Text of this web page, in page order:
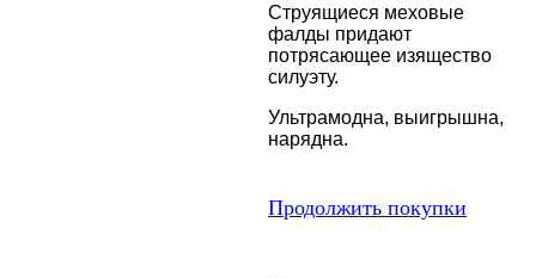
Струящиеся меховые
фалды придают
потрясающее изящество
силуэту.
Ультрамодна, выигрышна,
нарядна.
Продолжить покупки